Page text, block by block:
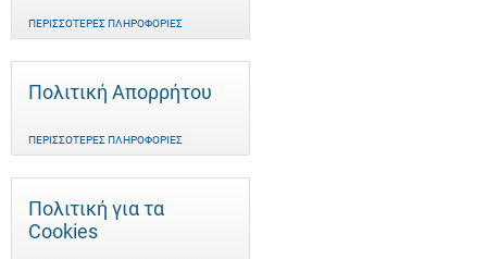
ΠΕΡΙΣΣΌΤΕΡΕΣ ΠΛΗΡΟΦΟΡΊΕΣ
Πολιτική Απορρήτου
ΠΕΡΙΣΣΌΤΕΡΕΣ ΠΛΗΡΟΦΟΡΊΕΣ
Πολιτική για τα
Cookies